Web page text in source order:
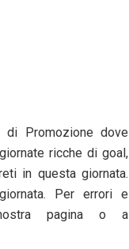
Promozione dove
ricche di goal,
in questa giornata.
Per errori e
pagina o a